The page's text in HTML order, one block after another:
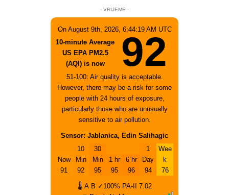
- VRIJEME -
On August 9th, 2026, 6:44:19 AM UTC
10-minute Average
US EPA PM2.5
(AQI) is now
92
51-100: Air quality is acceptable.
However, there may be a risk for some
people with 24 hours of exposure,
particularly those who are unusually
sensitive to air pollution.
Sensor: Jablanica, Edin Salihagic
Now
91
10
Min
92
30
Min
95
1 hr
95
6 hr
96
1
Day
94
Wee
k
76
🌡 A B ✓100% PA-II
7.02